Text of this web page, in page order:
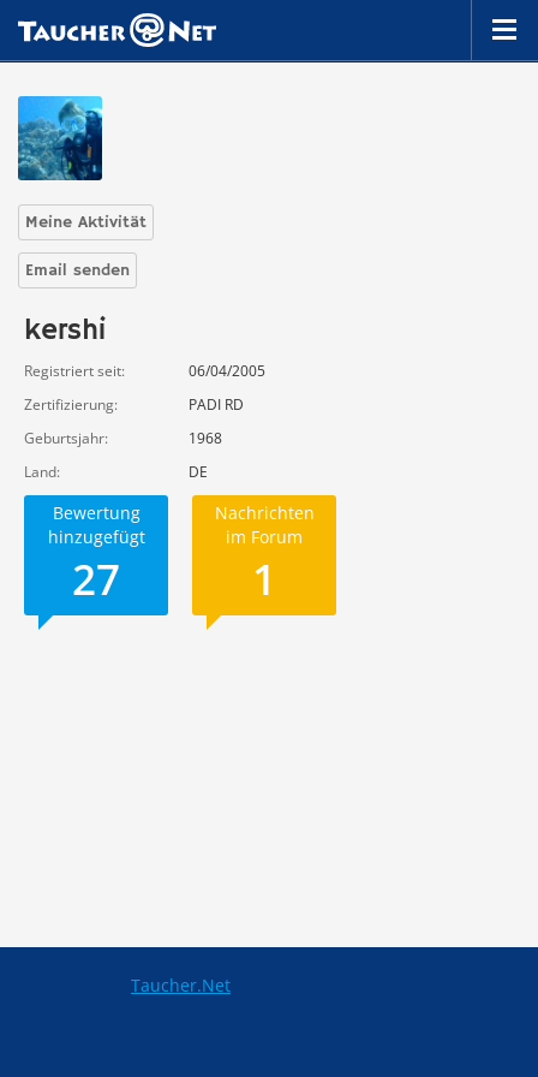
Meine Aktivität
Email senden
kershi
Registriert seit
06/04/2005
Zertifizierung
PADI RD
Geburtsjahr
1968
Land
DE
Bewertung
hinzugefügt
27
Nachrichten
im Forum
1
Taucher.Net